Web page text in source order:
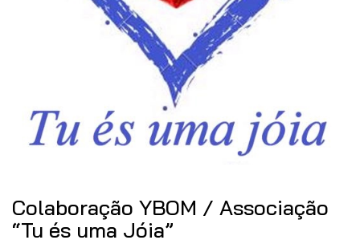
Colaboração YBOM / Associação
“Tu és uma Jóia”